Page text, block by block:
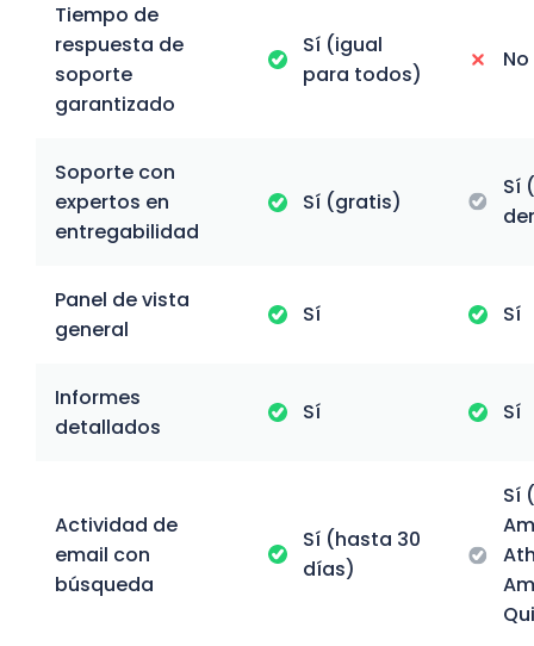
Tiempo de
respuesta de
soporte
garantizado
Sí (igual
para todos)
No
Soporte con
expertos en
entregabilidad
Sí (gratis)
Sí
Panel de vista
general
Sí Sí
Informes
detallados
Sí Sí
Actividad de
email con
búsqueda
Sí (hasta 30
días)
Sí